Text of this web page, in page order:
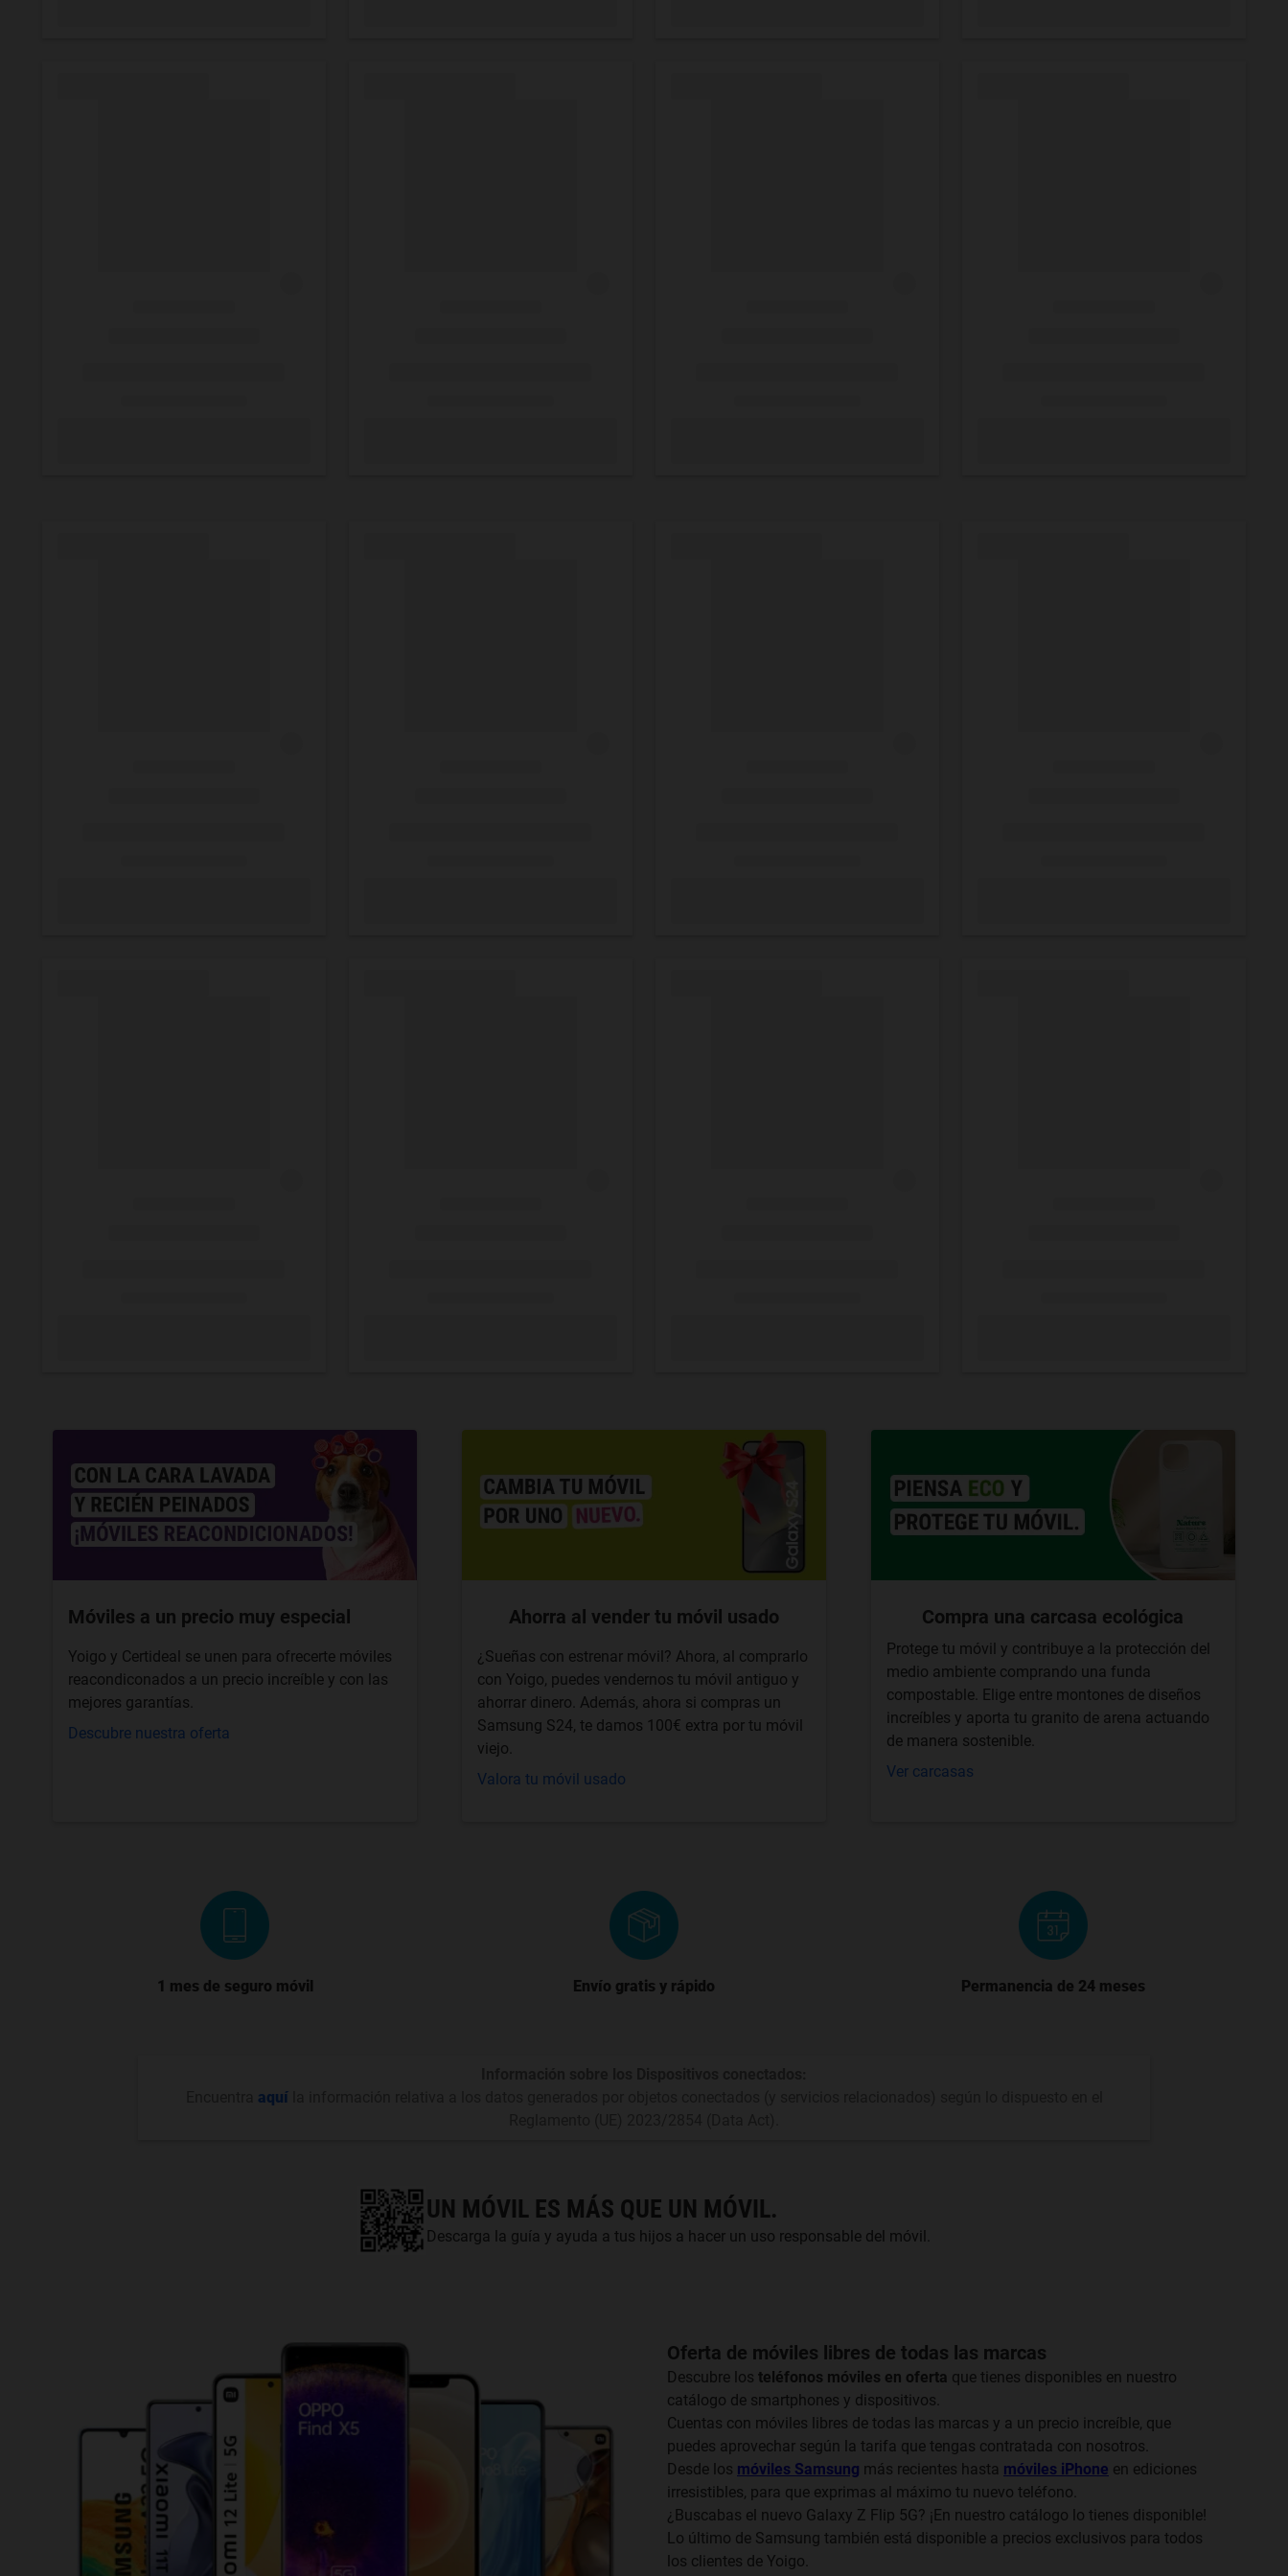
Móviles a un precio muy especial
Yoigo y Certideal se unen para ofrecerte móviles
reacondiconados a un precio increíble y con las
mejores garantías.
Descubre nuestra oferta
Ahorra al vender tu móvil usado
¿Sueñas con estrenar móvil? Ahora, al comprarlo
con Yoigo, puedes vendernos tu móvil antiguo y
ahorrar dinero. Además, ahora si compras un
Samsung S24, te damos 100€ extra por tu móvil
viejo.
Valora tu móvil usado
Compra una carcasa ecológica
Protege tu móvil y contribuye a la protección del
medio ambiente comprando una funda
compostable. Elige entre montones de diseños
increíbles y aporta tu granito de arena actuando
de manera sostenible.
Ver carcasas
1 mes de seguro móvil Envío gratis y rápido Permanencia de 24 meses
aquíla información relativa a los datos generados por objetos conectados (y servicios relacionados) según lo dispuesto en el
UN MÓVIL ES MÁS QUE UN MÓVIL.
Descarga la guía y ayuda a tus hijos a hacer un uso responsable del móvil.
Oferta de móviles libres de todas las marcas
Descubre los teléfonos móviles en oferta que tienes disponibles en nuestro
catálogo de smartphones y dispositivos.
Cuentas con móviles libres de todas las marcas y a un precio increíble, que
puedes aprovechar según la tarifa que tengas contratada con nosotros.
Desde los móviles Samsung más recientes hasta móviles iPhone en ediciones
irresistibles, para que exprimas al máximo tu nuevo teléfono.
¿Buscabas el nuevo Galaxy Z Flip 5G? ¡En nuestro catálogo lo tienes disponible!
Lo último de Samsung también está disponible a precios exclusivos para todos
los clientes de Yoigo.